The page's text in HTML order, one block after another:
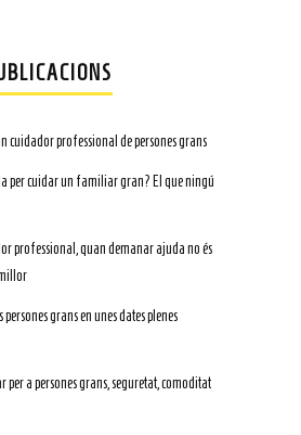
cuidador professional de persones grans
per cuidar un familiar gran? El que ningú
professional, quan demanar ajuda no és
grans en unes dates plenes
per a persones grans, seguretat, comoditat